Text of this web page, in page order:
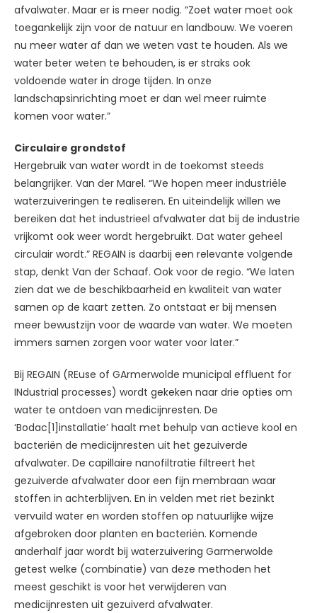
afvalwater. Maar er is meer nodig. “Zoet water moet ook
toegankelijk zijn voor de natuur en landbouw. We voeren
nu meer water af dan we weten vast te houden. Als we
water beter weten te behouden, is er straks ook
voldoende water in droge tijden. In onze
landschapsinrichting moet er dan wel meer ruimte
komen voor water.”
Circulaire grondstof
Hergebruik van water wordt in de toekomst steeds
belangrijker. Van der Marel. “We hopen meer industriële
waterzuiveringen te realiseren. En uiteindelijk willen we
bereiken dat het industrieel afvalwater dat bij de industrie
vrijkomt ook weer wordt hergebruikt. Dat water geheel
circulair wordt.” REGAIN is daarbij een relevante volgende
stap, denkt Van der Schaaf. Ook voor de regio. “We laten
zien dat we de beschikbaarheid en kwaliteit van water
samen op de kaart zetten. Zo ontstaat er bij mensen
meer bewustzijn voor de waarde van water. We moeten
immers samen zorgen voor water voor later.”
Bij REGAIN (REuse of GArmerwolde municipal effluent for
INdustrial processes) wordt gekeken naar drie opties om
water te ontdoen van medicijnresten. De
‘Bodac[1]installatie’ haalt met behulp van actieve kool en
bacteriën de medicijnresten uit het gezuiverde
afvalwater. De capillaire nanofiltratie filtreert het
gezuiverde afvalwater door een fijn membraan waar
stoffen in achterblijven. En in velden met riet bezinkt
vervuild water en worden stoffen op natuurlijke wijze
afgebroken door planten en bacteriën. Komende
anderhalf jaar wordt bij waterzuivering Garmerwolde
getest welke (combinatie) van deze methoden het
meest geschikt is voor het verwijderen van
medicijnresten uit gezuiverd afvalwater.